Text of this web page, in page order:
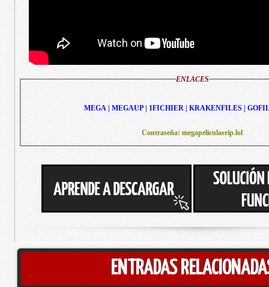
ENLACES
MEGA | MEGAUP | 1FICHIER | KRAKENFILES |
Contraseña: megapeliculasrip.lol
ENTRADAS